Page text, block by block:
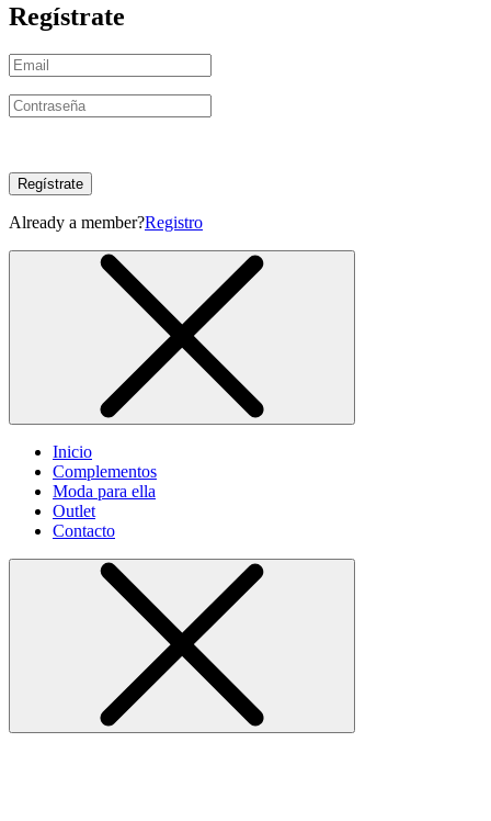
Regístrate
Regístrate
Already a member?Registro
Inicio
Complementos
Moda para ella
Outlet
Contacto